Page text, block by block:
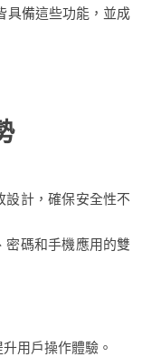
具備這些功能，並成
設計，確保安全性不
密碼和手機應用的雙
用戶操作體驗。